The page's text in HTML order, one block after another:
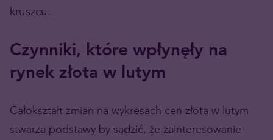
kruszcu.
Czynniki, które wpłynęły na
rynek złota w lutym
Całokształt zmian na wykresach cen złota w lutym
stwarza podstawy by sądzić, że zainteresowanie